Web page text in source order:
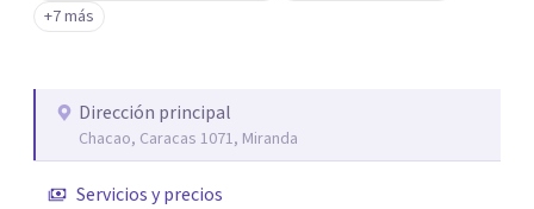
necesitas ayuda o tienes un problema del cual quieras
orientaré para encontrar una solución
+7 más
Dirección principal
Chacao, Caracas 1071, Miranda
Servicios y precios